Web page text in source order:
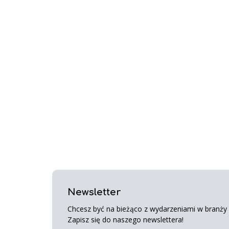
Newsletter
Chcesz być na bieżąco z wydarzeniami w
Zapisz się do naszego newslettera!